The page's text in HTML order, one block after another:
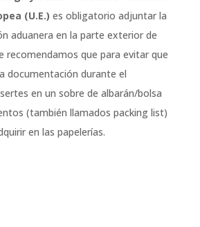
(U.E.) es obligatorio adjuntar la
aduanera en la parte exterior de
recomendamos que para evitar que
documentación durante el
en un sobre de albarán/bolsa
(también llamados packing list)
en las papelerías.